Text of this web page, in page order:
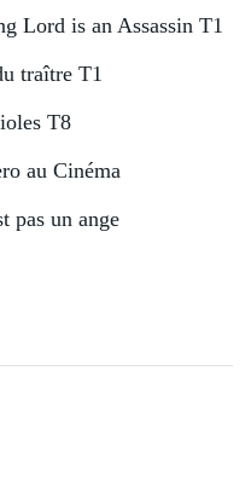
Lord is an Assassin T1
traître T1
T8
au Cinéma
pas un ange